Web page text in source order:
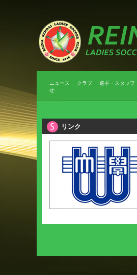
ニュース クラブ 選手・スタッフ
せ
リンク